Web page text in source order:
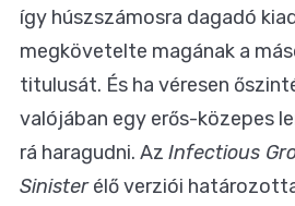
így húszszámosra dagadó
megkövetelte magának a
titulusát. És ha véresen
valójában egy erős-közepes
rá haragudni. Az Infectious
Sinisterélő verziói